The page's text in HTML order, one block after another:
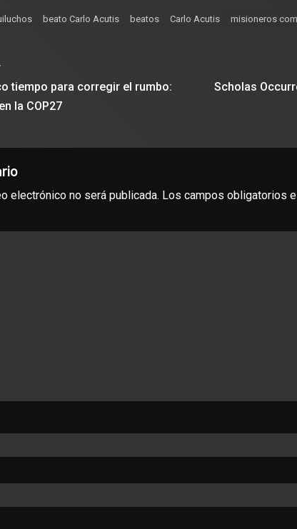
beato Carlo Acutis beatos Carlo Acutis misioneros
tiempo para corregir el rumbo:
la COP27
Scholas
electrónico no será publicada. Los campos obligatorios